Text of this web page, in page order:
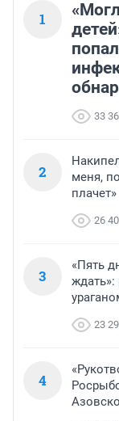
1
33
2
меня,
плачет»
26
3
«Пять
ждать»:
23
4